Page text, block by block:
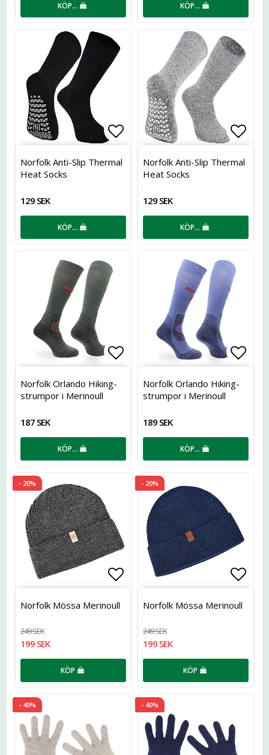
KÖP… KÖP…
Lägg till i favoritlistan
Norfolk Anti-Slip Thermal
Heat Socks
129 SEK
KÖP…
Norfolk Anti-Slip Thermal
Heat Socks
129 SEK
KÖP…
Lägg till i favoritlistan
Norfolk Orlando Hiking-
strumpor i Merinoull
187 SEK
KÖP…
Norfolk Orlando Hiking-
strumpor i Merinoull
189 SEK
KÖP…
- 20%
Lägg till i favoritlistan
Norfolk Mössa Merinoull
249 SEK
199 SEK
KÖP
- 20%
Norfolk Mössa Merinoull
249 SEK
199 SEK
KÖP
- 40% - 40%